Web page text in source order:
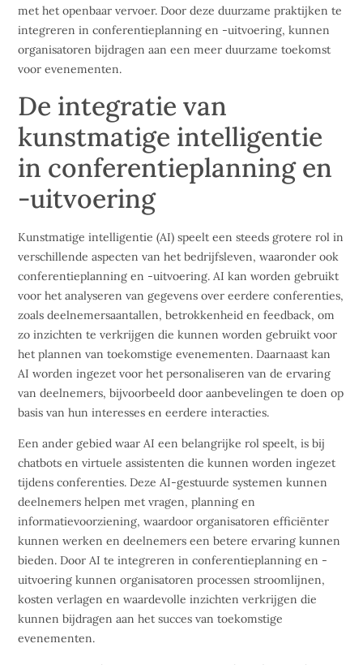
met het openbaar vervoer. Door deze duurzame praktijken te
integreren in conferentieplanning en -uitvoering, kunnen
organisatoren bijdragen aan een meer duurzame toekomst
voor evenementen.
De integratie van
kunstmatige intelligentie
in conferentieplanning en
-uitvoering
Kunstmatige intelligentie (AI) speelt een steeds grotere rol in
verschillende aspecten van het bedrijfsleven, waaronder ook
conferentieplanning en -uitvoering. AI kan worden gebruikt
voor het analyseren van gegevens over eerdere conferenties,
zoals deelnemersaantallen, betrokkenheid en feedback, om
zo inzichten te verkrijgen die kunnen worden gebruikt voor
het plannen van toekomstige evenementen. Daarnaast kan
AI worden ingezet voor het personaliseren van de ervaring
van deelnemers, bijvoorbeeld door aanbevelingen te doen op
basis van hun interesses en eerdere interacties.
Een ander gebied waar AI een belangrijke rol speelt, is bij
chatbots en virtuele assistenten die kunnen worden ingezet
tijdens conferenties. Deze AI-gestuurde systemen kunnen
deelnemers helpen met vragen, planning en
informatievoorziening, waardoor organisatoren efficiënter
kunnen werken en deelnemers een betere ervaring kunnen
bieden. Door AI te integreren in conferentieplanning en -
uitvoering kunnen organisatoren processen stroomlijnen,
kosten verlagen en waardevolle inzichten verkrijgen die
kunnen bijdragen aan het succes van toekomstige
evenementen.